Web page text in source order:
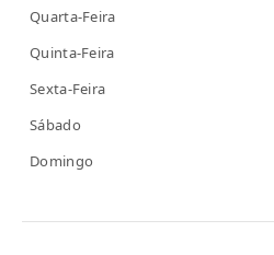
Quarta-Feira
Quinta-Feira
Sexta-Feira
Sábado
Domingo